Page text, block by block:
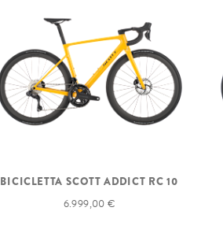
BICICLETTA SCOTT ADDICT RC 10
6.999,00 €